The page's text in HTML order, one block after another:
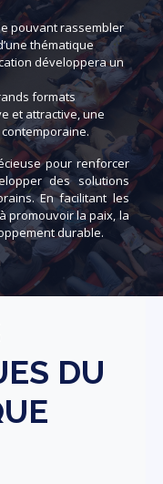
pouvant rassembler
thématique
développera un
formats
et attractive, une
pour renforcer
des solutions
En facilitant les
promouvoir la paix, la
durable.
DU